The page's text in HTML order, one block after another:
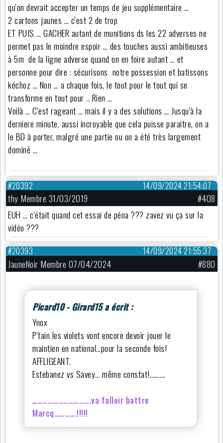
qu'on devrait accepter un temps de jeu supplémentaire …
2 cartons jaunes … c'est 2 de trop
ET PUIS … GACHER autant de munitions ds les 22 adverses ne
permet pas le moindre espoir … des touches aussi ambitieuses
à 5m de la ligne adverse quand on en foire autant … et
personne pour dire : sécurisons notre possession et batissons
kéchoz … Non … a chaque fois, le tout pour le tout qui se
transforme en tout pour .. Rien …
Voilà … C'est rageant … mais il y a des solutions … Jusqu'à la
derniere minute, aussi incroyable que cela puisse paraitre, on a
le BD à porter, malgré une partie ou on a été très largement
dominé …
14/09/2024 21:54:07
#20392
thy Membre 31/03/2019
#408
EUH … c'était quand cet essai de péna ??? zavez vu ça sur la
vidéo ???
14/09/2024 21:55:37
#20393
JauneNoir Membre 07/04/2024 #880
Picard10 - Girard15 a écrit :
Ynox
P'tain les violets vont encore devoir jouer le
maintien en national…pour la seconde fois!
AFFLIGEANT.
Estebanez vs Savey… même constat!……….
…………………………….va falloir battre
Marcq………….!!!!!